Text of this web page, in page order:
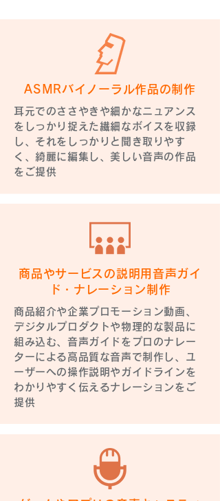
ASMRバイノーラル作品の制作
耳元でのささやきや細かなニュアンス
をしっかり捉えた繊細なボイスを収録
し、それをしっかりと聞き取りやす
く、綺麗に編集し、美しい音声の作品
をご提供
商品やサービスの説明用音声ガイ
ド・ナレーション制作
商品紹介や企業プロモーション動画、
デジタルプロダクトや物理的な製品に
組み込む、音声ガイドをプロのナレー
ターによる高品質な音声で制作し、ユ
ーザーへの操作説明やガイドラインを
わかりやすく伝えるナレーションをご
提供